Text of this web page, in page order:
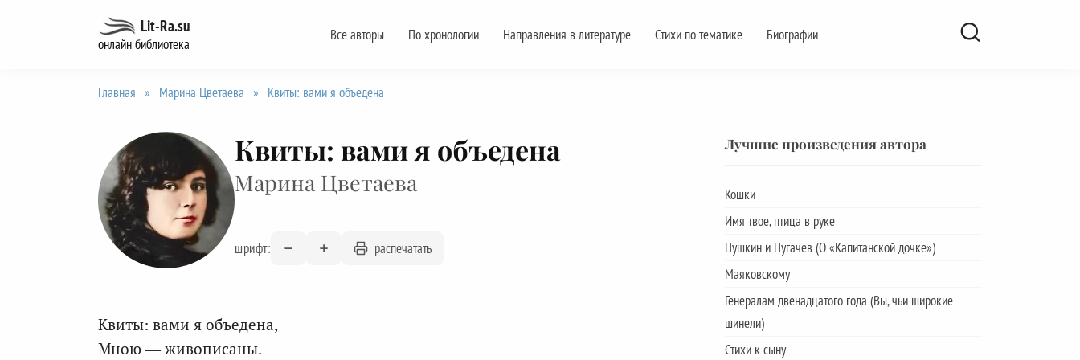
Lit-Ra.su
онлайн библиотека
Все авторы По хронологии Направления в литературе Стихи по тематике Биографии
Главная » Марина Цветаева » Квиты: вами я объедена
Квиты: вами я объедена
Марина Цветаева
шрифт: распечатать
Квиты: вами я объедена,
Мною — живописаны.
Лучшие произведения автора
Кошки
Имя твое, птица в руке
Пушкин и Пугачев (О «Капитанской дочке»)
Маяковскому
Генералам двенадцатого года (Вы, чьи широкие
шинели)
Стихи к сыну